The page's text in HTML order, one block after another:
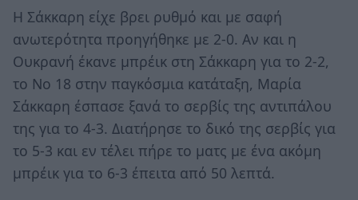
Η Σάκκαρη είχε βρει ρυθμό και με σαφή
ανωτερότητα προηγήθηκε με 2-0. Αν και η
Ουκρανή έκανε μπρέικ στη Σάκκαρη για το 2-2,
το Νο 18 στην παγκόσμια κατάταξη, Μαρία
Σάκκαρη έσπασε ξανά το σερβίς της αντιπάλου
της για το 4-3. Διατήρησε το δικό της σερβίς για
το 5-3 και εν τέλει πήρε το ματς με ένα ακόμη
μπρέικ για το 6-3 έπειτα από 50 λεπτά.